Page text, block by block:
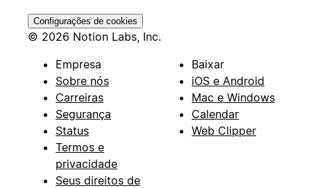
Configurações de cookies
© 2026 Notion Labs, Inc.
Empresa
Sobre nós
Carreiras
Segurança
Status
Termos e
privacidade
Seus direitos de
Baixar
iOS e Android
Mac e Windows
Calendar
Web Clipper